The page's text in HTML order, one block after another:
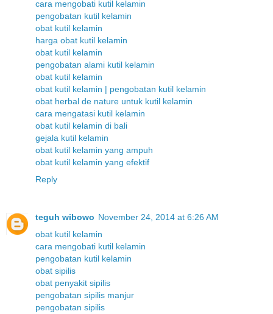
cara mengobati kutil kelamin
pengobatan kutil kelamin
obat kutil kelamin
harga obat kutil kelamin
obat kutil kelamin
pengobatan alami kutil kelamin
obat kutil kelamin
obat kutil kelamin | pengobatan kutil kelamin
obat herbal de nature untuk kutil kelamin
cara mengatasi kutil kelamin
obat kutil kelamin di bali
gejala kutil kelamin
obat kutil kelamin yang ampuh
obat kutil kelamin yang efektif
Reply
teguh wibowo November 24, 2014 at 6:26 AM
obat kutil kelamin
cara mengobati kutil kelamin
pengobatan kutil kelamin
obat sipilis
obat penyakit sipilis
pengobatan sipilis manjur
pengobatan sipilis